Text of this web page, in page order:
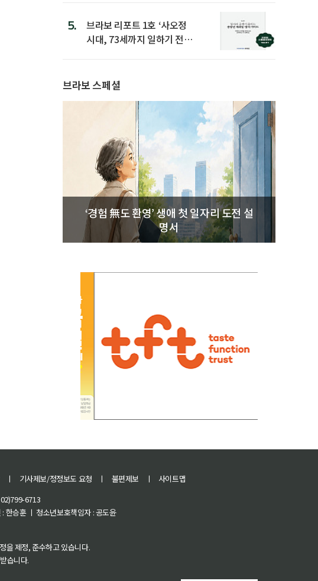
5.
브라보 리포트 1호 ‘사오정
시대, 73세까지 일하기 전략’
브라보 스페셜
‘경험 無도 환영’ 생애 첫 일자리 도전 설
명서
ㅣ 기사제보/정정보도 요청 ㅣ 불편제보 ㅣ
사이트맵
6713
한승훈 ㅣ 청소년보호책임자 : 공도윤
을 제정, 준수하고 있습니다.
습니다.